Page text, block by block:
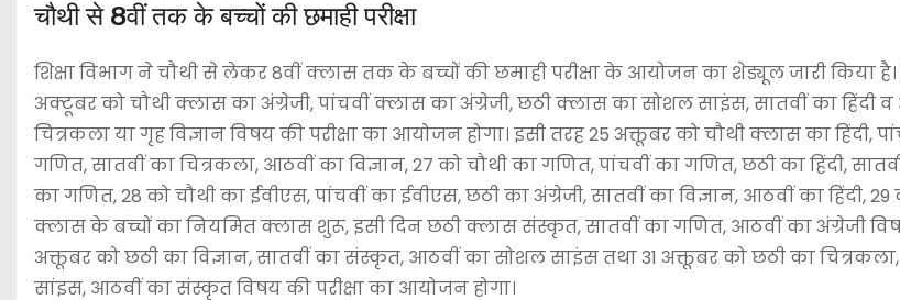
चौथी से 8वीं तक के बच्चों की छमाही परीक्षा
शिक्षा विभाग ने चौथी से लेकर 8वीं क्लास तक के बच्चों की छमाही परीक्षा के आयोजन का शेड्यूल जारी किया
अक्टूबर को चौथी क्लास का अंग्रेजी, पांचवीं क्लास का अंग्रेजी, छठी क्लास का सोशल साइंस, सातवीं का हिंदी
चित्रकला या गृह विज्ञान विषय की परीक्षा का आयोजन होगा। इसी तरह 25 अक्तूबर को चौथी क्लास का हिंदी,
गणित, सातवीं का चित्रकला, आठवीं का विज्ञान, 27 को चौथी का गणित, पांचवीं का गणित, छठी का हिंदी,
का गणित, 28 को चौथी का ईवीएस, पांचवीं का ईवीएस, छठी का अंग्रेजी, सातवीं का विज्ञान, आठवीं का हिंदी, 29
क्लास के बच्चों का नियमित क्लास शुरू, इसी दिन छठी क्लास संस्कृत, सातवीं का गणित, आठवीं का अंग्रेजी विषय
अक्तूबर को छठी का विज्ञान, सातवीं का संस्कृत, आठवीं का सोशल साइंस तथा 31 अक्तूबर को छठी का
सांइस, आठवीं का संस्कृत विषय की परीक्षा का आयोजन होगा।